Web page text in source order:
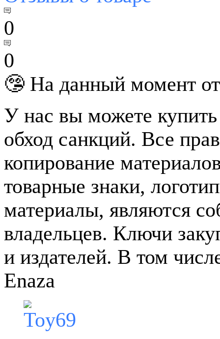
0
0
🤥 На данный момент
У нас вы можете
обход санкций. Все
копирование
товарные знаки,
материалы, являются
владельцев. Ключи
и издателей. В том
Enaza